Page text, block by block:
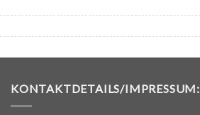
KONTAKTDETAILS/IMPRESSUM: